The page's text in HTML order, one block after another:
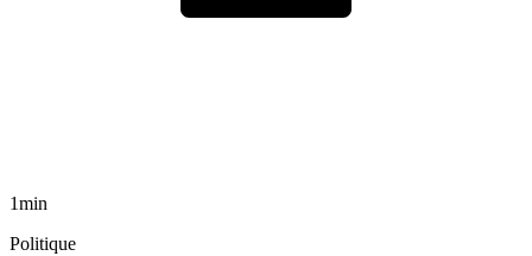
1min
Politique